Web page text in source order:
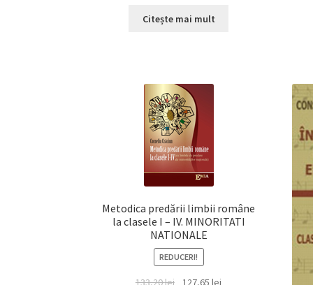
a
Citește mai mult
Metodica predării limbii române
la clasele I – IV. MINORITATI
NATIONALE
REDUCERI!
133,20lei
Prețul
127,65lei